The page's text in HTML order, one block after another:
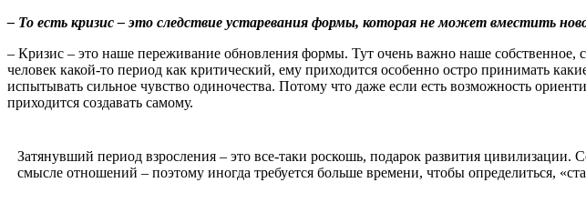
– То есть кризис – это следствие устаревания формы, которая не может вместить
– Кризис – это наше переживание обновления формы. Тут очень важно наше собственное,
человек какой-то период как критический, ему приходится особенно остро принимать
испытывать сильное чувство одиночества. Потому что даже если есть возможность
приходится создавать самому.
Затянувший период взросления – это все-таки роскошь, подарок развития
смысле отношений – поэтому иногда требуется больше времени, чтобы определиться,